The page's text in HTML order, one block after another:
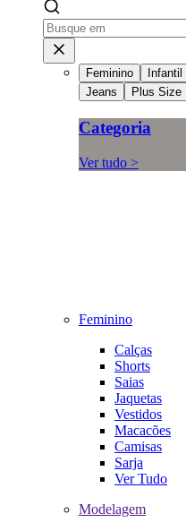
Feminino Infantil
Jeans
Plus Size
Categoria
Ver tudo >
Feminino
Calças
Shorts
Saias
Jaquetas
Vestidos
Macacões
Camisas
Sarja
Ver Tudo
Modelagem